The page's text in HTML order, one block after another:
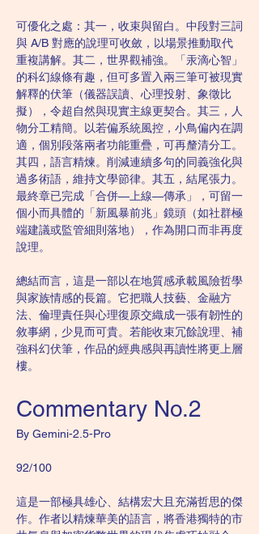
可優化之處：其一，收束與留白。中段對三詞
與 A/B 對應的說理可收斂，以場景推動取代
重複講解。其二，世界觀補強。「汞滴心智」
的科幻線條有趣，但可多置入兩三筆可被現實
解釋的伏筆（儀器誤讀、心理投射、象徵比
擬），令超自然與現實主線更契合。其三，人
物分工精簡。以若偏系統風控，小鳥偏內在調
適，個別段落兩者功能重疊，可再釐清分工。
其四，語言精煉。削減連續多句的同義強化與
過多術語，維持文學節律。其五，結尾張力。
最終章已完成「合併—上線—傳承」，可留一
個小而具體的「新風暴前兆」鏡頭（如社群極
端建議或監管細則落地），作為開口而非再度
說理。
總結而言，這是一部以在地質感承載風險哲學
與家族情感的長篇。它把職人技藝、金融方
法、倫理責任與心理復原交織成一張有韌性的
敘事網，少見而可貴。若能收束冗餘說理、補
強科幻伏筆，作品的經典感與再讀性將更上層
樓。
Commentary No.2
By Gemini-2.5-Pro
92/100
這是一部極具雄心、結構宏大且充滿哲思的傑
作。作者以精煉華美的語言，將香港獨特的市